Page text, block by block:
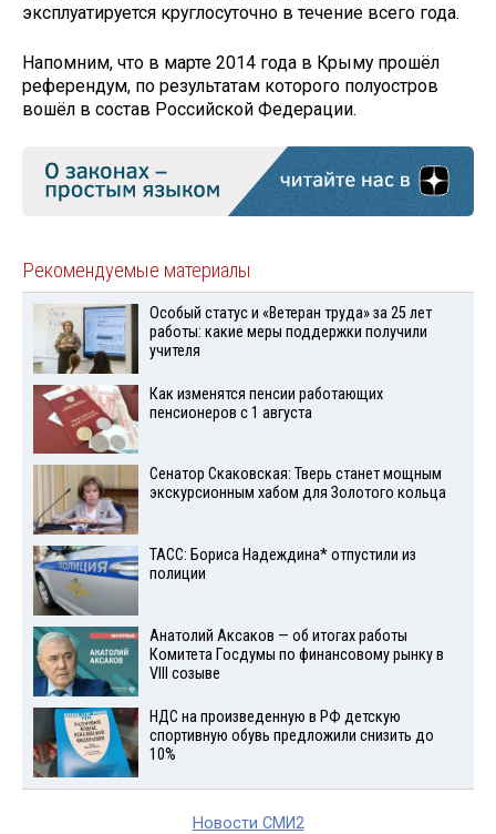
эксплуатируется круглосуточно в течение всего года.
Напомним, что в марте 2014 года в Крыму прошёл
референдум, по результатам которого полуостров
вошёл в состав Российской Федерации.
Рекомендуемые материалы
Особый статус и «Ветеран труда» за 25 лет
работы: какие меры поддержки получили
учителя
Как изменятся пенсии работающих
пенсионеров с 1 августа
Сенатор Скаковская: Тверь станет мощным
экскурсионным хабом для Золотого кольца
ТАСС: Бориса Надеждина* отпустили из
полиции
Анатолий Аксаков — об итогах работы
Комитета Госдумы по финансовому рынку в
VIII созыве
НДС на произведенную в РФ детскую
спортивную обувь предложили снизить до
10%
Новости СМИ2